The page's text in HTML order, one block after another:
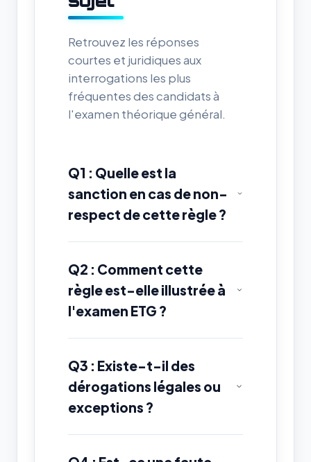
Retrouvez les réponses
courtes et juridiques aux
interrogations les plus
fréquentes des candidats à
l'examen théorique général.
Q1 : Quelle est la
sanction en cas de non-
respect de cette règle ?
Q2 : Comment cette
règle est-elle illustrée à
l'examen ETG ?
Q3 : Existe-t-il des
dérogations légales ou
exceptions ?